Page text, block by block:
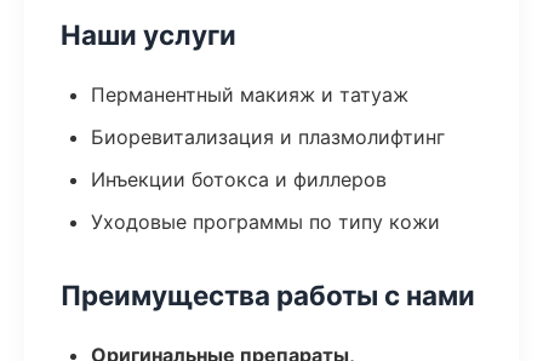
Наши услуги
Перманентный макияж и татуаж
Биоревитализация и плазмолифтинг
Инъекции ботокса и филлеров
Уходовые программы по типу кожи
Преимущества работы с нами
Оригинальные препараты,